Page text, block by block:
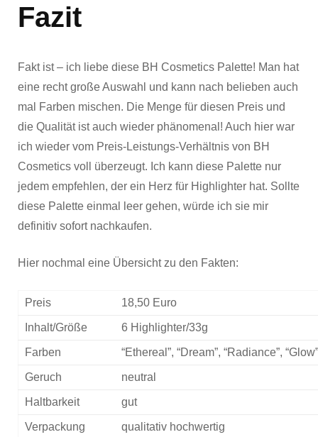
Fazit
Fakt ist – ich liebe diese BH Cosmetics Palette! Man hat
eine recht große Auswahl und kann nach belieben auch
mal Farben mischen. Die Menge für diesen Preis und
die Qualität ist auch wieder phänomenal! Auch hier war
ich wieder vom Preis-Leistungs-Verhältnis von BH
Cosmetics voll überzeugt. Ich kann diese Palette nur
jedem empfehlen, der ein Herz für Highlighter hat. Sollte
diese Palette einmal leer gehen, würde ich sie mir
definitiv sofort nachkaufen.
Hier nochmal eine Übersicht zu den Fakten:
Preis 18,50 Euro
Inhalt/Größe 6 Highlighter/33g
Farben “Ethereal”, “Dream”, “Radiance”,
Geruch neutral
Haltbarkeit gut
Verpackung qualitativ hochwertig